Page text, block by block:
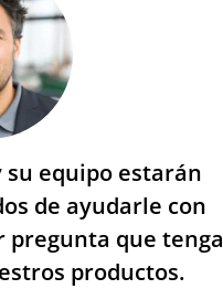
su equipo estarán
de ayudarle con
pregunta que tenga
productos.